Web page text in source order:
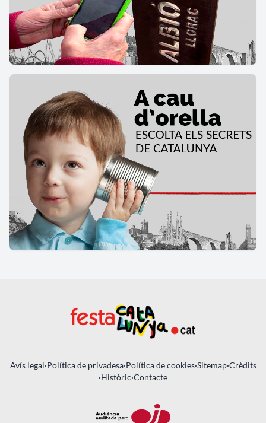
Avís legal·Política de privadesa·Política de cookies·Sitemap·Crèdits
·Històric·Contacte